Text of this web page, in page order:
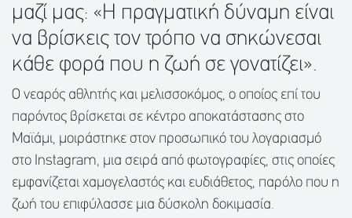
μαζί μας: «Η πραγματική δύναμη είναι
να βρίσκεις τον τρόπο να σηκώνεσαι
κάθε φορά που η ζωή σε γονατίζει».
Ο νεαρός αθλητής και μελισσοκόμος, ο οποίος επί του
παρόντος βρίσκεται σε κέντρο αποκατάστασης στο
Μαϊάμι, μοιράστηκε στον προσωπικό του λογαριασμό
στο Instagram, μια σειρά από φωτογραφίες, στις οποίες
εμφανίζεται χαμογελαστός και ευδιάθετος, παρόλο που η
ζωή του επιφύλασσε μια δύσκολη δοκιμασία.